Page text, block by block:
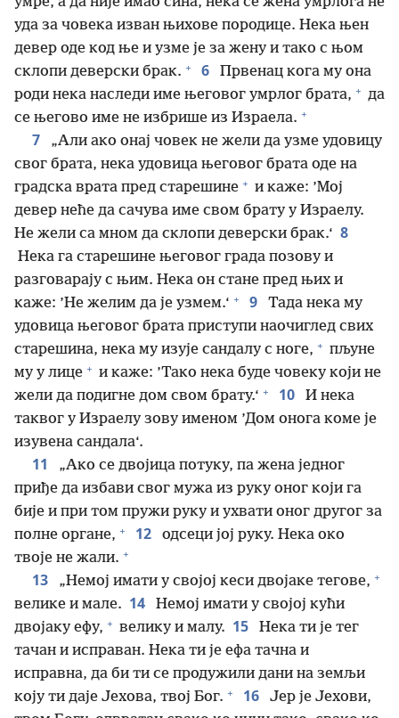
уда за човека изван њихове породице. Нека њен
девер оде код ње и узме је за жену и тако с њом
склопи деверски брак. + 6
Првенац кога му она
роди нека наследи име његовог умрлог брата, + да
се његово име не избрише из Израела. +
7
„Али ако онај човек не жели да узме удовицу
свог брата, нека удовица његовог брата оде на
градска врата пред старешине + и каже: ’Мој
девер неће да сачува име свом брату у Израелу.
Не жели са мном да склопи деверски брак.‘ 8
Нека га старешине његовог града позову и
разговарају с њим. Нека он стане пред њих и
каже: ’Не желим да је узмем.‘ + 9
Тада нека му
удовица његовог брата приступи наочиглед свих
старешина, нека му изује сандалу с ноге, + пљуне
му у лице + и каже: ’Тако нека буде човеку који не
жели да подигне дом свом брату.‘ + 10
И нека
таквог у Израелу зову именом ’Дом онога коме је
изувена сандала‘.
11
„Ако се двојица потуку, па жена једног
приђе да избави свог мужа из руку оног који га
бије и при том пружи руку и ухвати оног другог за
полне органе, + 12
одсеци јој руку. Нека око
твоје не жали. +
13 „Немој имати у својој кеси двојаке тегове, +
велике и мале. 14
Немој имати у својој кући
двојаку ефу, + велику и малу. 15
Нека ти је тег
тачан и исправан. Нека ти је ефа тачна и
исправна, да би ти се продужили дани на земљи
коју ти даје Јехова, твој Бог. + 16
Јер је Јехови,